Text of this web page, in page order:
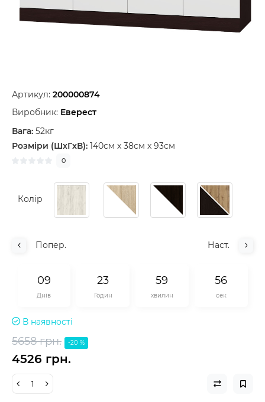
Артикул: 200000874
Виробник: Еверест
Вага: 52кг
Розміри (ШxГxВ): 140см x 38см x 93см
0
Колір
Попер. Наст.
09
Днів
23
Годин
59
хвилин
55
сек
В наявності
5658 грн. -20 %
4526 грн.